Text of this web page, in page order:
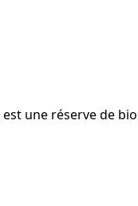
une réserve de